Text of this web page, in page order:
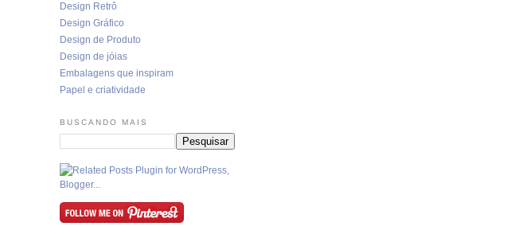
Design Retrô
Design Gráfico
Design de Produto
Design de jóias
Embalagens que inspiram
Papel e criatividade
BUSCANDO MAIS